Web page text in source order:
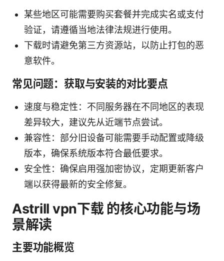
某些地区可能需要购买套餐并完成实名或支付
验证，请遵循当地法律法规进行使用。
下载时请避免第三方资源站，以防止打包的恶
意软件。
常见问题：获取与安装的对比要点
速度与稳定性：不同服务器在不同地区的表现
差异较大，建议先从近端节点尝试。
兼容性：部分旧设备可能需要手动配置或降级
版本，确保系统版本符合最低要求。
安全性：确保启用强加密协议，定期更新客户
端以获得最新的安全修复。
Astrill vpn下载 的核心功能与场
景解读
主要功能概览